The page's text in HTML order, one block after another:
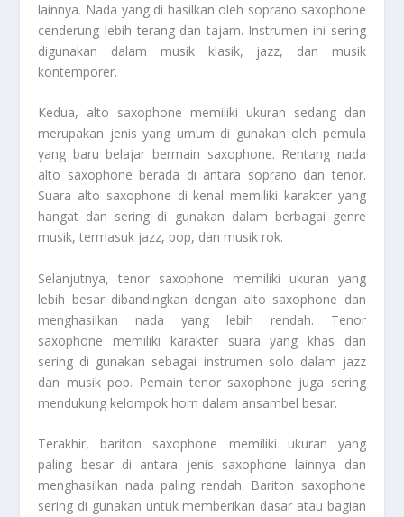
lainnya. Nada yang di hasilkan oleh soprano saxophone
cenderung lebih terang dan tajam. Instrumen ini sering
digunakan dalam musik klasik, jazz, dan musik
kontemporer.
Kedua, alto saxophone memiliki ukuran sedang dan
merupakan jenis yang umum di gunakan oleh pemula
yang baru belajar bermain saxophone. Rentang nada
alto saxophone berada di antara soprano dan tenor.
Suara alto saxophone di kenal memiliki karakter yang
hangat dan sering di gunakan dalam berbagai genre
musik, termasuk jazz, pop, dan musik rok.
Selanjutnya, tenor saxophone memiliki ukuran yang
lebih besar dibandingkan dengan alto saxophone dan
menghasilkan nada yang lebih rendah. Tenor
saxophone memiliki karakter suara yang khas dan
sering di gunakan sebagai instrumen solo dalam jazz
dan musik pop. Pemain tenor saxophone juga sering
mendukung kelompok horn dalam ansambel besar.
Terakhir, bariton saxophone memiliki ukuran yang
paling besar di antara jenis saxophone lainnya dan
menghasilkan nada paling rendah. Bariton saxophone
sering di gunakan untuk memberikan dasar atau bagian